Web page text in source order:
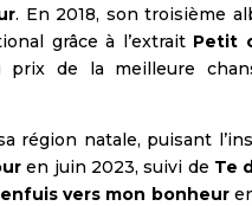
. En 2018, son troisième
grâce à l’extrait Petit
de la meilleure
région natale, puisant
en juin 2023, suivi de Te
vers mon bonheur